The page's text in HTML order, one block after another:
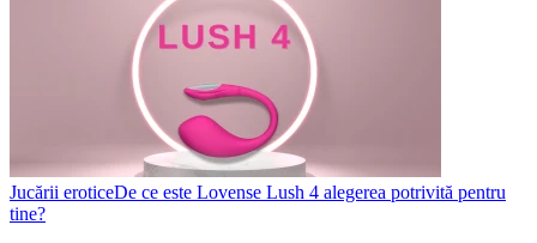
Jucării eroticeDe ce este Lovense Lush 4 alegerea potrivită pentru
tine?